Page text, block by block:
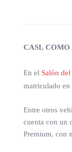
CASI, COMO
En el Salón
matriculado en
Entre otros
cuenta con un
Premium, con